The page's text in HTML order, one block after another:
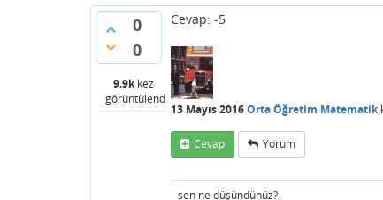
0
0
9.9kkez
görüntülendi
Cevap: -5
13 Mayıs 2016Orta Öğretim Matematik
Cevap Yorum
sen ne düşündünüz?